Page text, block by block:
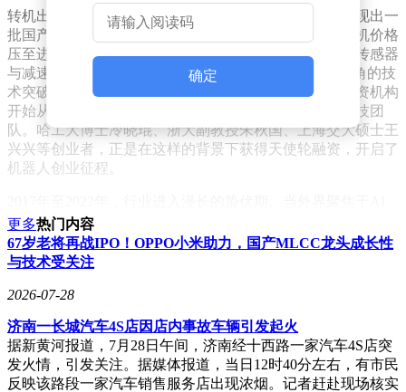
转机出现在供应链端。2015年前后，深圳、常州等地涌现出一
批国产电机厂商，大族电机、展帆电机等企业将伺服电机价格
压至进口产品的三分之一；上海宇立、苏州绿的谐波的传感器
与减速器，成本降幅达40%。这些分散在长三角、珠三角的技
术突破，意外形成了产业协同效应。与此同时，早期投资机构
开始从O2O项目撤退，将资金转向具有高校背景的硬科技团
队。哈工大博士冷晓琨、浙大副教授朱秋国、上海交大硕士王
兴兴等创业者，正是在这样的背景下获得天使轮融资，开启了
机器人创业征程。
算法突破时，首批机器人公司却在解决最基础的生存问题。宇
树科技选择避开人形机器人技术陷阱，转攻四足机器狗领域，
通过将价格压缩至万元区间，累计售出超3万台产品，构建起
身缩小版仿人机器人，在客单价低、交付复杂的困境中完成数
千台出货，磨练出从品控到售后的全链条能力。云深处走得更
远，其变电站巡检机器人虽扩张缓慢，但通过200多个项目的
严苛验证，成为唯一进入国家电网核心供应商名单的初创企
业。
确定
更多热门内容
67岁老将再战IPO！OPPO小米助力，国产MLCC龙头成长性
与技术受关注
2026-07-28
济南一长城汽车4S店因店内事故车辆引发起火
据新黄河报道，7月28日午间，济南经十西路一家汽车4S店突
发火情，引发关注。据媒体报道，当日12时40分左右，有市民
反映该路段一家汽车销售服务店出现浓烟。记者赶赴现场核实